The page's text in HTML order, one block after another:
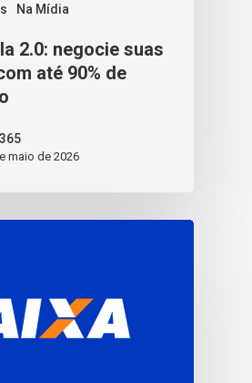
Na Mídia
2.0: negocie suas
até 90% de
maio de 2026